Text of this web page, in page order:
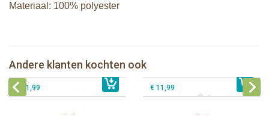
Materiaal: 100% polyester
Andere klanten kochten ook
€ 11,99
Bunnies By The Bay rammelaar
Konijn wit
€ 11,99 € 11,99
met speenhouder Konijn wit
Konijn Crème 38cm